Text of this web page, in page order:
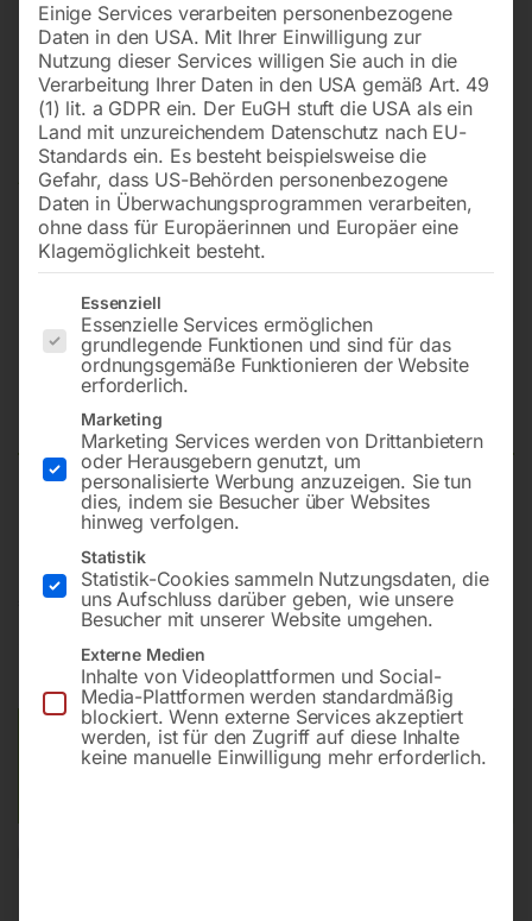
ALU-Schweißdraht AlMg 5
D 100 / 0,8 mm / 0,5 kg – Preis per Rolle
48,00
inkl. MwSt. zzgl.Versandkosten
Lieferzeit:ca. 2 - 3 Tage
Versandkosten Standard (Österreich):€10,00
Bitte beachten Sie: Die Versandkosten gelten für Österreich.
Einige Services verarbeiten personenbezogene
Daten in den USA. Mit Ihrer Einwilligung zur
Nutzung dieser Services willigen Sie auch in die
Verarbeitung Ihrer Daten in den USA gemäß Art. 49
(1) lit. a GDPR ein. Der EuGH stuft die USA als ein
Land mit unzureichendem Datenschutz nach EU-
Standards ein. Es besteht beispielsweise die
Gefahr, dass US-Behörden personenbezogene
Daten in Überwachungsprogrammen verarbeiten,
ohne dass für Europäerinnen und Europäer eine
Klagemöglichkeit besteht.
Es folgt eine Liste der Service-Gruppen, für die eine
Essenziell
Essenzielle Services ermöglichen
grundlegende Funktionen und sind für das
ordnungsgemäße Funktionieren der Website
erforderlich.
Marketing
Marketing Services werden von Drittanbietern
oder Herausgebern genutzt, um
personalisierte Werbung anzuzeigen. Sie tun
dies, indem sie Besucher über Websites
hinweg verfolgen.
Statistik
Statistik-Cookies sammeln Nutzungsdaten, die
uns Aufschluss darüber geben, wie unsere
Besucher mit unserer Website umgehen.
Externe Medien
Inhalte von Videoplattformen und Social-
Media-Plattformen werden standardmäßig
blockiert. Wenn externe Services akzeptiert
werden, ist für den Zugriff auf diese Inhalte
keine manuelle Einwilligung mehr erforderlich.